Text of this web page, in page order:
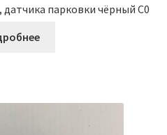
парковки чёрный C0